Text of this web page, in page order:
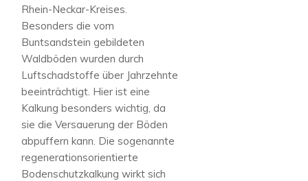
Rhein-Neckar-Kreises.
Besonders die vom
Buntsandstein gebildeten
Waldböden wurden durch
Luftschadstoffe über Jahrzehnte
beeinträchtigt. Hier ist eine
Kalkung besonders wichtig, da
sie die Versauerung der Böden
abpuffern kann. Die sogenannte
regenerationsorientierte
Bodenschutzkalkung wirkt sich